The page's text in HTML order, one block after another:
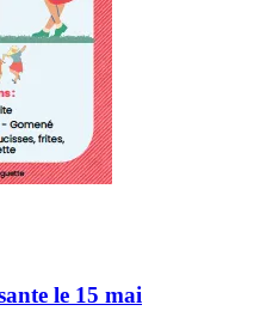
le 15 mai